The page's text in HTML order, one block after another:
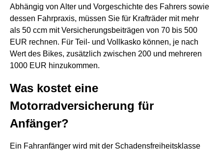
Abhängig von Alter und Vorgeschichte des Fahrers sowie
dessen Fahrpraxis, müssen Sie für Krafträder mit mehr
als 50 ccm mit Versicherungsbeiträgen von 70 bis 500
EUR rechnen. Für Teil- und Vollkasko können, je nach
Wert des Bikes, zusätzlich zwischen 200 und mehreren
1000 EUR hinzukommen.
Was kostet eine
Motorradversicherung für
Anfänger?
Ein Fahranfänger wird mit der Schadensfreiheitsklasse